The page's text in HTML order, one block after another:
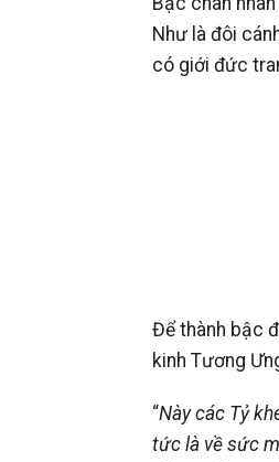
Như là đôi
có giới đức
Để thành bậc
kinh Tương
“Này các Tỷ
tức là về sức